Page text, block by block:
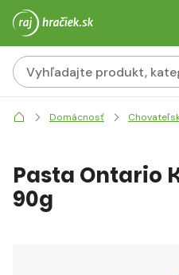
Domácnosť
Pasta Ontario
90g